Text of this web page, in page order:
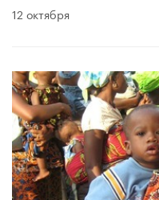
12 октября